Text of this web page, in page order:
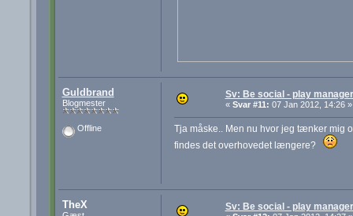
Guldbrand
Blogmester
Offline
Sv: Be social - play
« Svar #11: 07 Jan 2012, 14:26 »
Tja måske.. Men nu hvor jeg tænker mig
findes det overhovedet længere?
TheX Sv: Be social - play